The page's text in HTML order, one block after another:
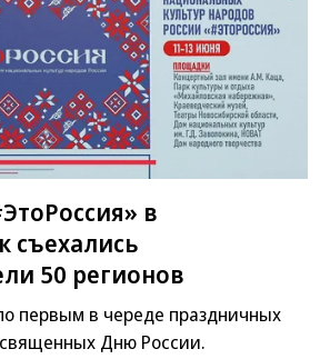
в
съехались
50 регионов
первым в череде праздничных
Дню России.